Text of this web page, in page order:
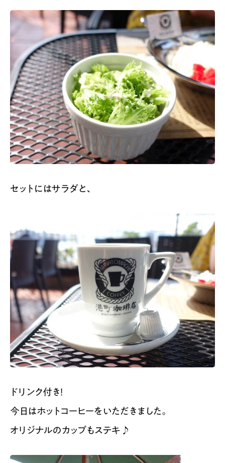
セットにはサラダと、
ドリンク付き！
今日はホットコーヒーをいただきました。
オリジナルのカップもステキ♪